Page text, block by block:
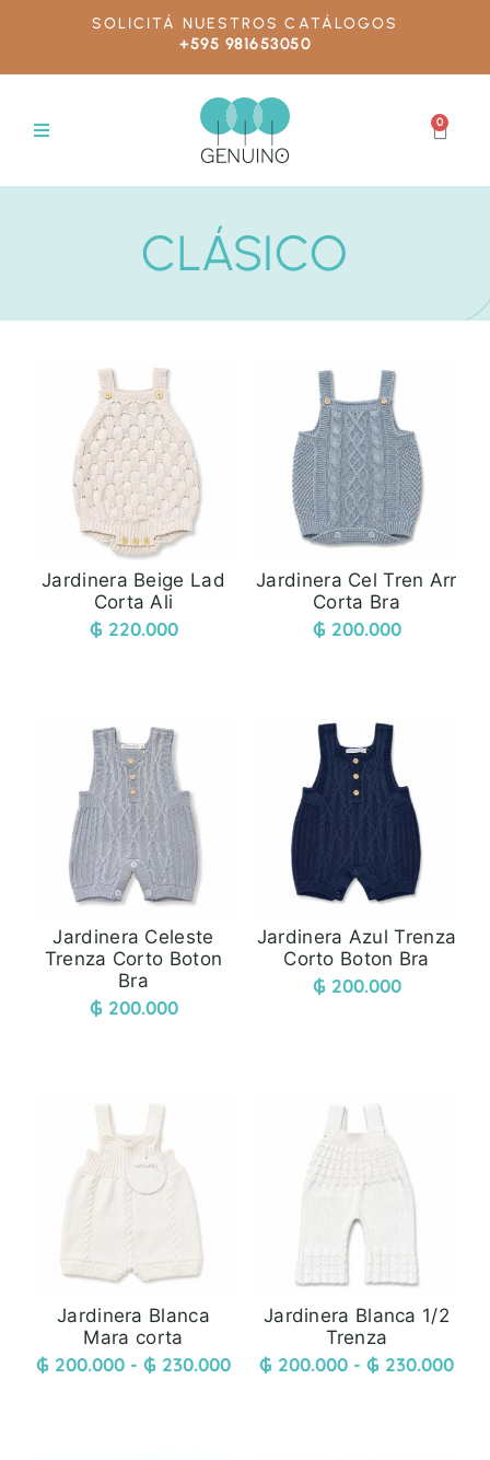
SOLICITÁ NUESTROS CATÁLOGOS
+595 981653050
0
CLÁSICO
Jardinera Beige Lad
Corta Ali
₲ 220.000
Jardinera Cel Tren Arr
Corta Bra
₲ 200.000
Jardinera Celeste
Trenza Corto Boton
Bra
₲ 200.000
Jardinera Azul Trenza
Corto Boton Bra
₲ 200.000
Jardinera Blanca
Mara corta
₲ 200.000 - ₲ 230.000
Jardinera Blanca 1/2
Trenza
₲ 200.000 - ₲ 230.000